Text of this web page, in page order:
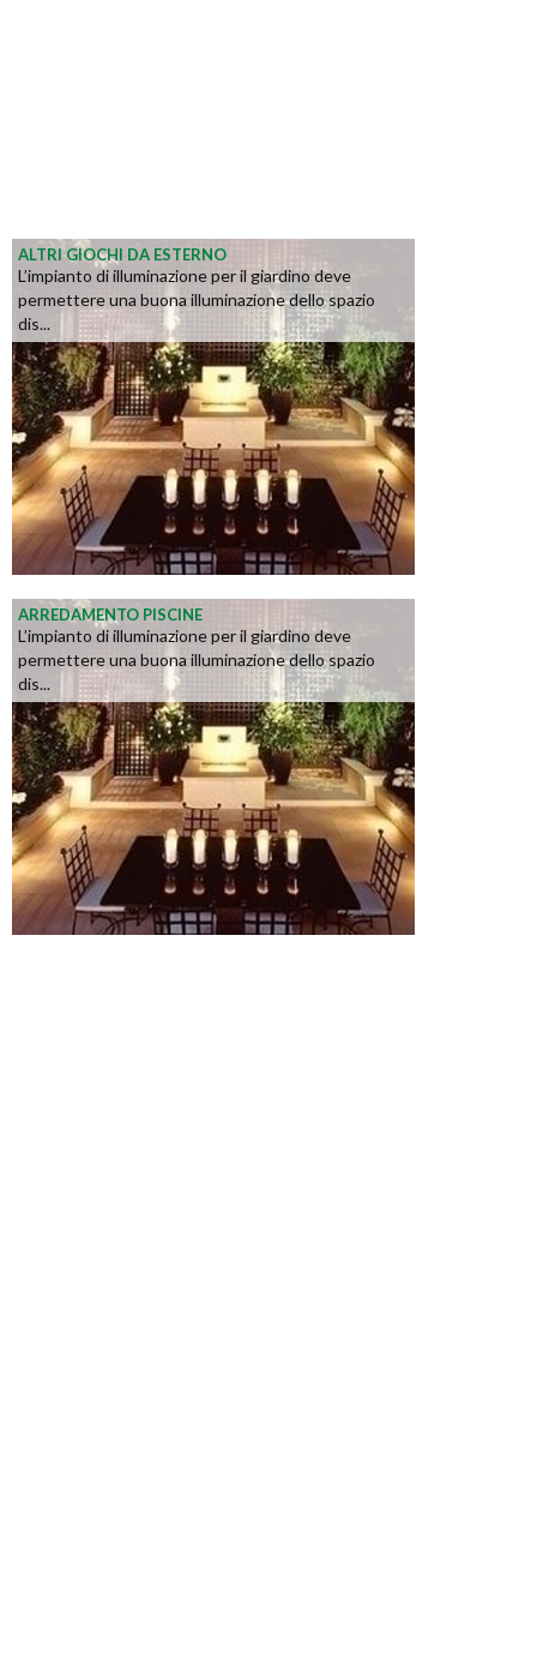
ALTRI GIOCHI DA ESTERNO
L’impianto di illuminazione per il giardino deve
permettere una buona illuminazione dello spazio
dis...
ARREDAMENTO PISCINE
L’impianto di illuminazione per il giardino deve
permettere una buona illuminazione dello spazio
dis...